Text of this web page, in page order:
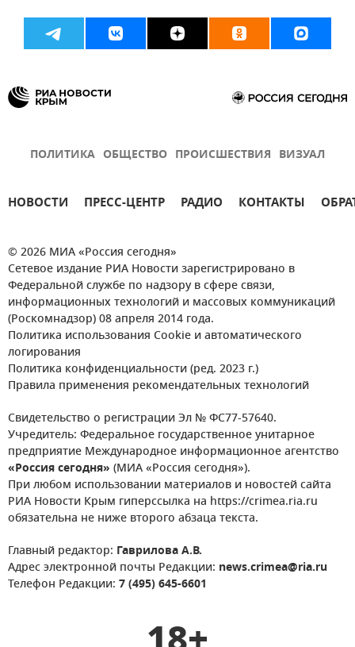
ПОЛИТИКА ОБЩЕСТВО ПРОИСШЕСТВИЯ ВИЗУАЛ
НОВОСТИ ПРЕСС-ЦЕНТР РАДИО КОНТАКТЫ
© 2026 МИА «Россия сегодня»
Сетевое издание РИА Новости зарегистрировано в
Федеральной службе по надзору в сфере связи,
информационных технологий и массовых коммуникаций
(Роскомнадзор) 08 апреля 2014 года.
Политика использования Cookie и автоматического
логирования
Политика конфиденциальности (ред. 2023 г.)
Правила применения рекомендательных технологий
Свидетельство о регистрации Эл № ФС77-57640.
Учредитель: Федеральное государственное унитарное
предприятие Международное информационное агентство
«Россия сегодня» (МИА «Россия сегодня»).
При любом использовании материалов и новостей сайта
РИА Новости Крым гиперссылка на https://crimea.ria.ru
обязательна не ниже второго абзаца текста.
Главный редактор: Гаврилова А.В.
Адрес электронной почты Редакции: news.crimea@ria.ru
Телефон Редакции: 7 (495) 645-6601